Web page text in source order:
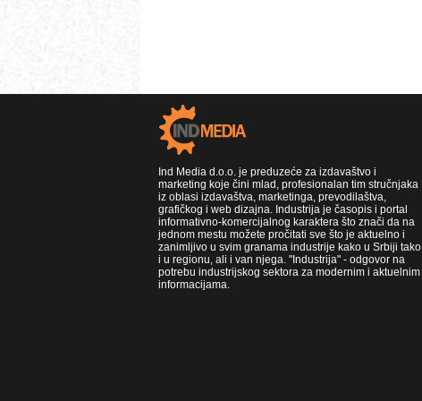
Ind Media d.o.o. je preduzeće za izdavaštvo i
marketing koje čini mlad, profesionalan tim stručnjaka
iz oblasi izdavaštva, marketinga, prevodilaštva,
grafičkog i web dizajna. Industrija je časopis i portal
informativno-komercijalnog karaktera što znači da na
jednom mestu možete pročitati sve što je aktuelno i
zanimljivo u svim granama industrije kako u Srbiji tako
i u regionu, ali i van njega. "Industrija" - odgovor na
potrebu industrijskog sektora za modernim i aktuelnim
informacijama.